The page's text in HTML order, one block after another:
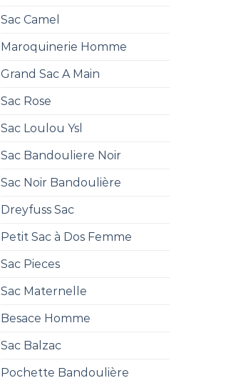
Sac Camel
Maroquinerie Homme
Grand Sac A Main
Sac Rose
Sac Loulou Ysl
Sac Bandouliere Noir
Sac Noir Bandoulière
Dreyfuss Sac
Petit Sac à Dos Femme
Sac Pieces
Sac Maternelle
Besace Homme
Sac Balzac
Pochette Bandoulière